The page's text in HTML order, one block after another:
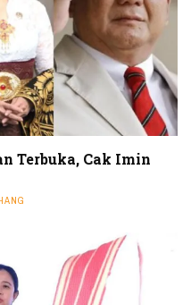
Terbuka, Cak Imin